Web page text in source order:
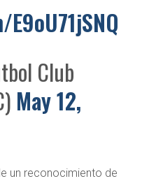
Club
May 12,
un reconocimiento de